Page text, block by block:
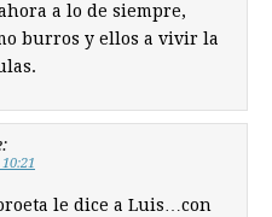
a lo de siempre,
burros y ellos a vivir la
le dice a Luis…con